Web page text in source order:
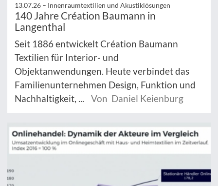
13.07.26 – Innenraumtextilien und Akustiklösungen
140 Jahre Création Baumann in
Langenthal
Seit 1886 entwickelt Création Baumann
Textilien für Interior- und
Objektanwendungen. Heute verbindet das
Familienunternehmen Design, Funktion und
Nachhaltigkeit, ...
Von Daniel Keienburg